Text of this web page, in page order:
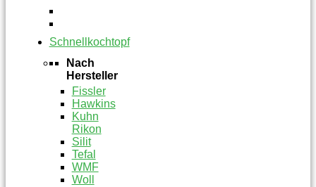
Schnellkochtopf
Nach
Hersteller
Fissler
Hawkins
Kuhn
Rikon
Silit
Tefal
WMF
Woll